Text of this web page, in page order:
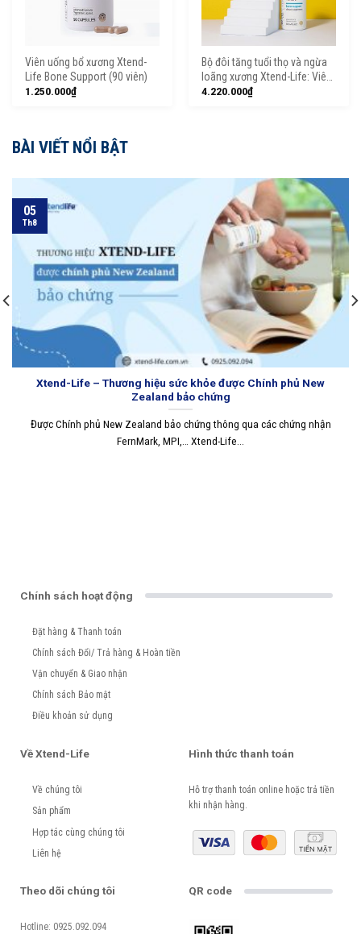
Viên uống bổ xương Xtend-
Life Bone Support (90 viên)
1.250.000₫
Bộ đôi tăng tuổi thọ và ngừa
loãng xương Xtend-Life: Viên
chống lão hoá NR6 và Viên
4.220.000₫
BÀI VIẾT NỔI BẬT
Xtend-Life – Thương hiệu sức khỏe được Chính phủ New
Zealand bảo chứng
Được Chính phủ New Zealand bảo chứng thông qua các chứng nhận
FernMark, MPI,… Xtend-Life...
05
Th8
Chính sách hoạt động
Đặt hàng & Thanh toán
Chính sách Đổi/ Trả hàng & Hoàn tiền
Vận chuyển & Giao nhận
Chính sách Bảo mật
Điều khoản sử dụng
Về Xtend-Life
Về chúng tôi
Sản phẩm
Hợp tác cùng chúng tôi
Liên hệ
Hình thức thanh toán
Hỗ trợ thanh toán online hoặc trả tiền
khi nhận hàng.
Theo dõi chúng tôi
Hotline: 0925.092.094
QR code